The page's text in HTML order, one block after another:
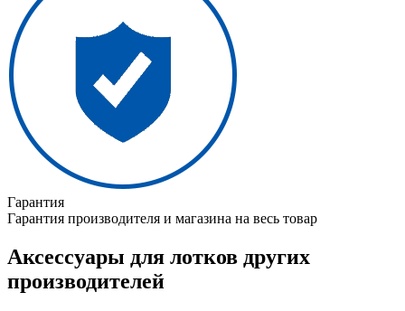
Гарантия
Гарантия производителя и магазина на весь товар
Аксессуары для лотков других
производителей